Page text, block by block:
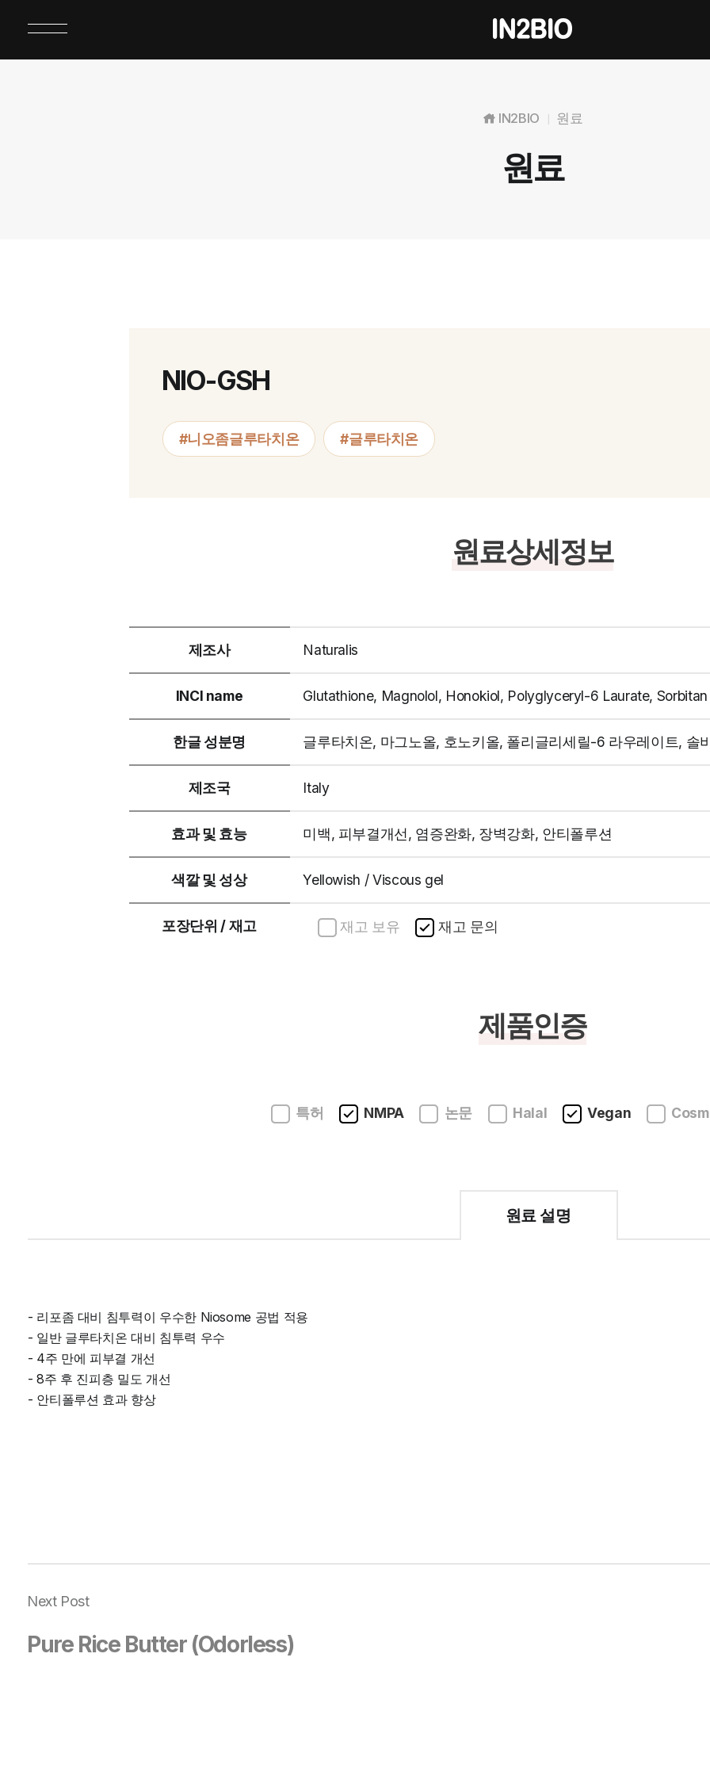
IN2BIO 원료
원료
NIO-GSH
#니오좀글루타치온 #글루타치온
원료상세정보
제조사 Naturalis
INCI name Glutathione, Magnolol, Honokiol, Polyglyceryl-6 Laurate,
한글 성분명 글루타치온, 마그노올, 호노키올, 폴리글리세릴-6 라우레이트, 솔
제조국 Italy
효과 및 효능 미백, 피부결개선, 염증완화, 장벽강화, 안티폴루션
색깔 및 성상 Yellowish / Viscous gel
포장단위 / 재고 재고 보유 재고 문의
제품인증
특허 NMPA 논문 Halal Vegan
원료 설명
- 리포좀 대비 침투력이 우수한 Niosome 공법 적용
- 일반 글루타치온 대비 침투력 우수
- 4주 만에 피부결 개선
- 8주 후 진피층 밀도 개선
- 안티폴루션 효과 향상
Next Post
Pure Rice Butter (Odorless)